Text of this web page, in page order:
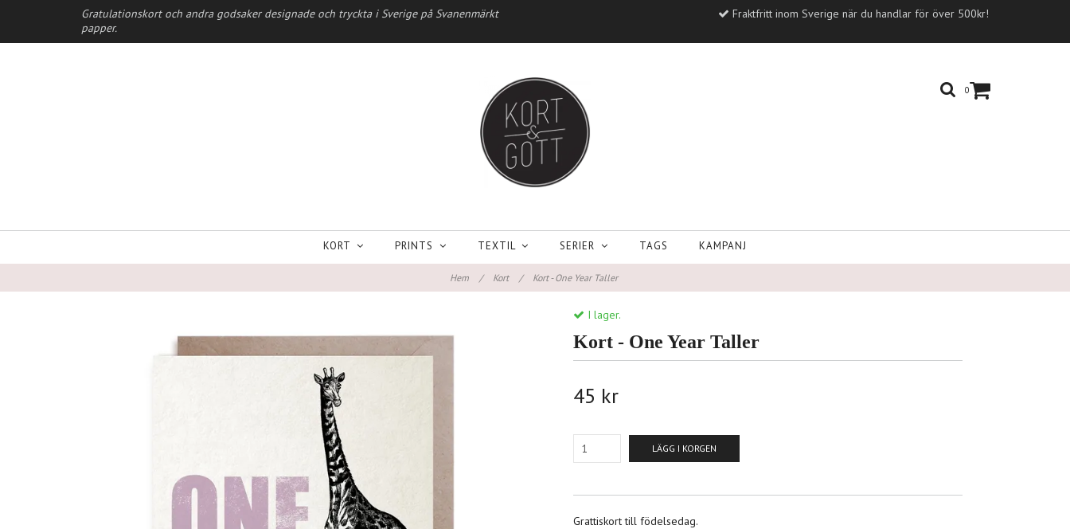
Gratulationskort och andra godsaker designade och tryckta i Sverige på Svanenmärkt
papper.
Fraktfritt inom Sverige när du handlar för över 500kr!
0
KORT PRINTS TEXTIL SERIER TAGS KAMPANJ
Hem / Kort / Kort - One Year Taller
I lager.
Kort - One Year Taller
45 kr
LÄGG I KORGEN
Grattiskort till födelsedag.